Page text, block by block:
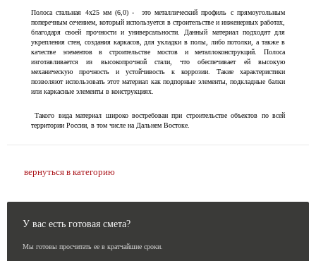
Полоса стальная 4х25 мм (6,0) - это металлический профиль с прямоугольным
поперечным сечением, который используется в строительстве и инженерных работах,
благодаря своей прочности и универсальности. Данный материал подходят для
укрепления стен, создания каркасов, для укладки в полы, либо потолки, а также в
качестве элементов в строительстве мостов и металлоконструкций. Полоса
изготавливается из высокопрочной стали, что обеспечивает ей высокую
механическую прочность и устойчивость к коррозии. Такие характеристики
позволяют использовать этот материал как подпорные элементы, подкладные балки
или каркасные элементы в конструкциях.
Такого вида материал широко востребован при строительстве объектов по всей
территории России, в том числе на Дальнем Востоке.
вернуться в категорию
У вас есть готовая смета?
Мы готовы просчитать ее в кратчайшие сроки.